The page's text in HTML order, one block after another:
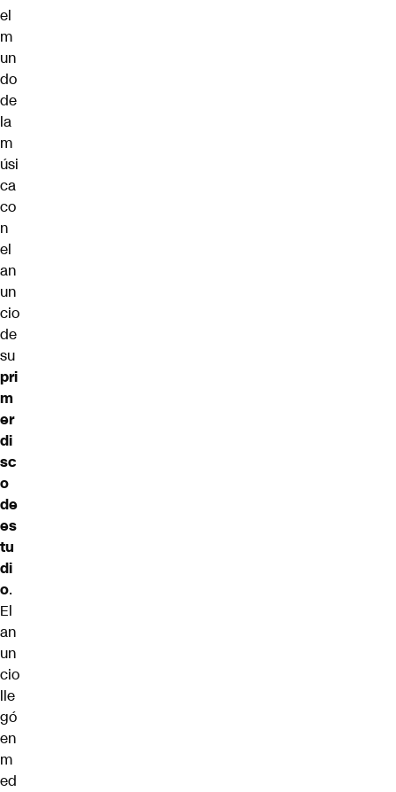
el
m
un
do
de
la
m
úsi
ca
co
n
el
an
un
cio
de
su
pri
m
er
di
sc
o
de
es
tu
di
o.
El
an
un
cio
lle
gó
en
m
ed